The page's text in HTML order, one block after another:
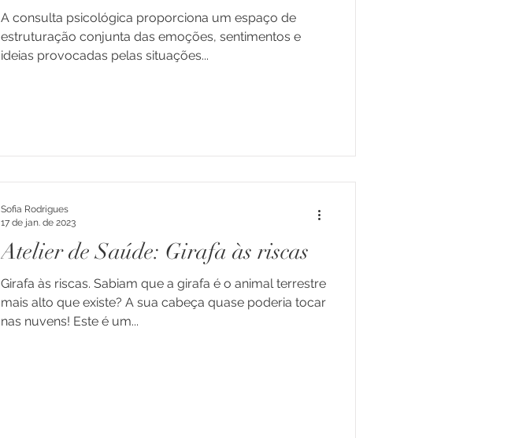
A consulta psicológica proporciona um espaço de
estruturação conjunta das emoções, sentimentos e
ideias provocadas pelas situações...
Atelier de Saúde: Girafa às riscas
Girafa às riscas. Sabiam que a girafa é o animal terrestre
mais alto que existe? A sua cabeça quase poderia tocar
nas nuvens! Este é um...
Sofia Rodrigues
17 de jan. de 2023